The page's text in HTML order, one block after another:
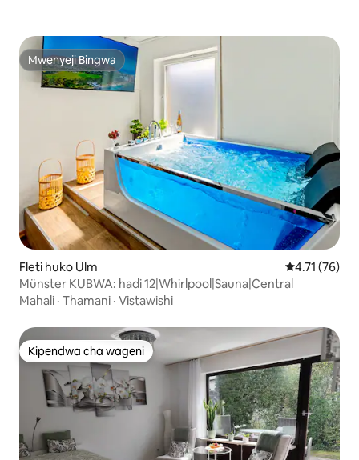
Mwenyeji Bingwa
Mwenyeji Bingwa
Fleti huko Ulm Ukadiriaji wa
4.71 (76)
Münster KUBWA: hadi 12|Whirlpool|Sauna|Central
Mahali · Thamani · Vistawishi
Kipendwa cha wageni
Kipendwa cha wageni